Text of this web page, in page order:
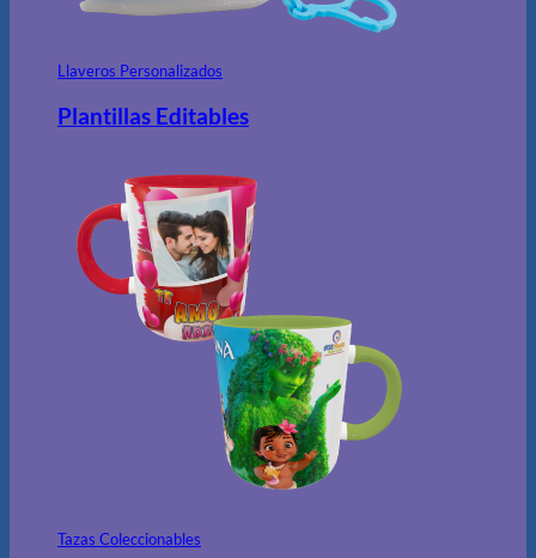
Llaveros Personalizados
Plantillas Editables
Tazas Coleccionables